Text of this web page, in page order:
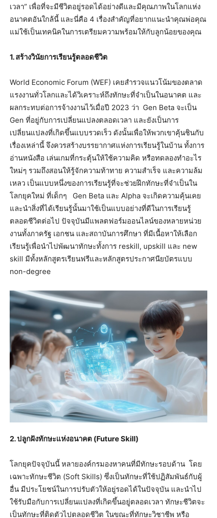
เวลา” เพื่อที่จะมีชีวิตอยู่รอดได้อย่างดีและมีคุณภาพในโลกแห่ง
อนาคตอันใกล้นี้ และนี่คือ 4 เรื่องสำคัญที่อยากแนะนำคุณพ่อคุณ
แม่ใช้เป็นเทคนิคในการเตรียมความพร้อมให้กับลูกน้อยของคุณ
1. สร้างวินัยการเรียนรู้ตลอดชีวิต
World Economic Forum (WEF) เคยสำรวจแนวโน้มของตลาด
แรงงานทั่วโลกและได้วิเคราะห์ถึงทักษะที่จำเป็นในอนาคต และ
ผลกระทบต่อการจ้างงานไว้เมื่อปี 2023 ว่า Gen Beta จะเป็น
Gen ที่อยู่กับการเปลี่ยนแปลงตลอดเวลา และยังเป็นการ
เปลี่ยนแปลงที่เกิดขึ้นแบบรวดเร็ว ดังนั้นเพื่อให้พวกเขาคุ้นชินกับ
เรื่องเหล่านี้ จึงควรสร้างบรรยากาศแห่งการเรียนรู้ในบ้าน ทั้งการ
อ่านหนังสือ เล่นเกมที่กระตุ้นให้ใช้ความคิด หรือทดลองทำอะไร
ใหม่ๆ รวมถึงสอนให้รู้จักความท้าทาย ความสำเร็จ และความล้ม
เหลว เป็นแบบหนึ่งของการเรียนรู้ที่จะช่วยฝึกทักษะที่จำเป็นใน
โลกยุคใหม่ ที่เด็กๆ Gen Beta และ Alpha จะเกิดความคุ้นเคย
และนำสิ่งที่ได้เรียนรู้นั้นมาใช้เป็นแบบอย่างที่ดีในการเรียนรู้
ตลอดชีวิตต่อไป ปัจจุบันมีแพลตฟอร์มออนไลน์ของหลายหน่วย
งานทั้งภาครัฐ เอกชน และสถาบันการศึกษา ที่มีเนื้อหาให้เลือก
เรียนรู้เพื่อนำไปพัฒนาทักษะทั้งการ reskill, upskill และ new
skill มีทั้งหลักสูตรเรียนฟรีและหลักสูตรประกาศนียบัตรแบบ
non-degree
2. ปลูกฝังทักษะแห่งอนาคต (Future Skill)
โลกยุคปัจจุบันนี้ หลายองค์กรมองหาคนที่มีทักษะรอบด้าน โดย
เฉพาะทักษะชีวิต (Soft Skills) ซึ่งเป็นทักษะที่ใช้ปฏิสัมพันธ์กับผู้
อื่น มีประโยชน์ในการปรับตัวให้อยู่รอดได้ในปัจจุบัน และนำไป
ใช้รับมือกับการเปลี่ยนแปลงที่เกิดขึ้นอยู่ตลอดเวลา ทักษะชีวิตจะ
เป็นทักษะที่ติดตัวไปตลอดชีวิต ในขณะที่ทักษะวิชาชีพ หรือ